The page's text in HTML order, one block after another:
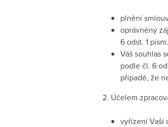
plnění
oprávněný
6 odst. 1
Váš souhlas
podle čl. 6
případě, že
2. Účelem
vyřízení Vaší